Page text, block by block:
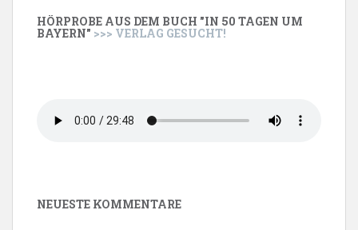
HÖRPROBE AUS DEM BUCH "IN 50 TAGEN UM
BAYERN" >>> VERLAG GESUCHT!
NEUESTE KOMMENTARE